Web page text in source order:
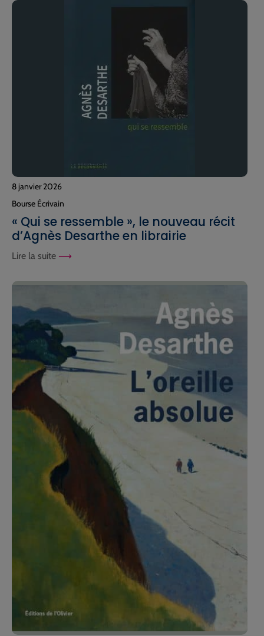
8 janvier 2026
Bourse Écrivain
« Qui se ressemble », le nouveau récit
d’Agnès Desarthe en librairie
Lire la suite